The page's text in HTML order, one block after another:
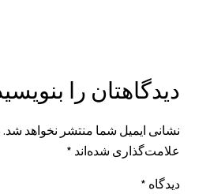
دیدگاهتان را
نشانی ایمیل شما منتشر نخواهد شد.
علامت‌گذاری شده‌اند *
دیدگاه *